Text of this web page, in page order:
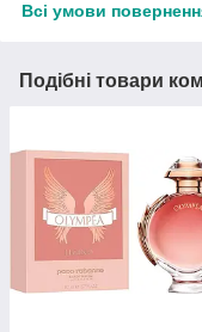
Всі умови
Подібні товари